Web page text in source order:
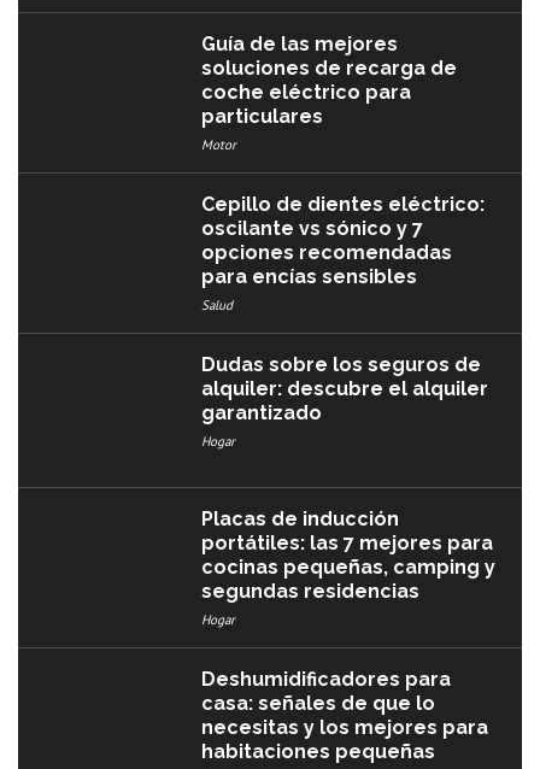
Guía de las mejores
soluciones de recarga de
coche eléctrico para
particulares
Motor
Cepillo de dientes eléctrico:
oscilante vs sónico y 7
opciones recomendadas
para encías sensibles
Salud
Dudas sobre los seguros de
alquiler: descubre el alquiler
garantizado
Hogar
Placas de inducción
portátiles: las 7 mejores para
cocinas pequeñas, camping y
segundas residencias
Hogar
Deshumidificadores para
casa: señales de que lo
necesitas y los mejores para
habitaciones pequeñas